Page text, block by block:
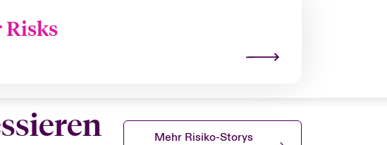
Risks
Mehr Risiko-Storys